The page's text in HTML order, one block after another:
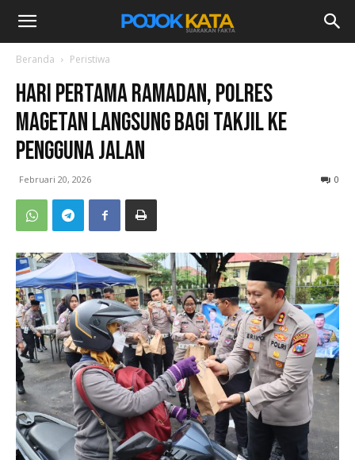
Beranda Peristiwa
Hari Pertama Ramadan, Polres
Magetan Langsung Bagi Takjil ke
Pengguna Jalan
Februari 20, 2026 0